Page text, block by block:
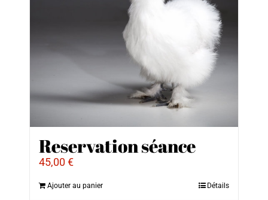
Reservation séance
45,00€
Ajouter au panier Détails